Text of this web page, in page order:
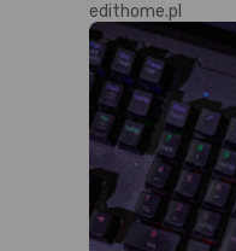
edithome.pl